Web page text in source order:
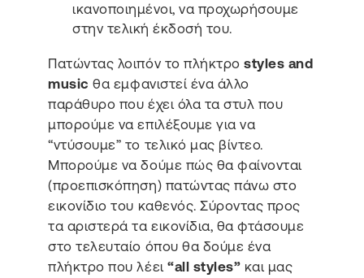
ικανοποιημένοι, να προχωρήσουμε
στην τελική έκδοσή του.
Πατώντας λοιπόν το πλήκτροstyles and
music θα εμφανιστεί ένα άλλο
παράθυρο που έχει όλα τα στυλ που
μπορούμε να επιλέξουμε για να
“ντύσουμε” το τελικό μας βίντεο.
Μπορούμε να δούμε πώς θα φαίνονται
(προεπισκόπηση) πατώντας πάνω στο
εικονίδιο του καθενός. Σύροντας προς
τα αριστερά τα εικονίδια, θα φτάσουμε
στο τελευταίο όπου θα δούμε ένα
πλήκτρο που λέει“all styles” και μας